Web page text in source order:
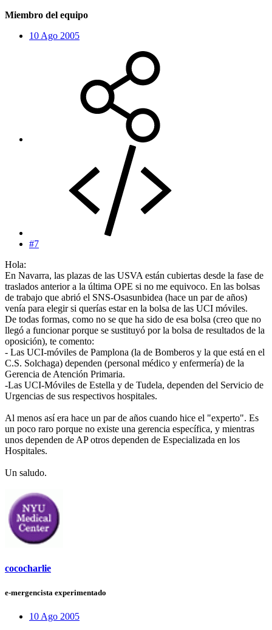
Miembro del equipo
10 Ago 2005
#7
Hola:
En Navarra, las plazas de las USVA están cubiertas desde la fase de
traslados anterior a la última OPE si no me equivoco. En las bolsas
de trabajo que abrió el SNS-Osasunbidea (hace un par de años)
venía para elegir si querías estar en la bolsa de las UCI móviles.
De todas formas, como no se que ha sido de esa bolsa (creo que no
llegó a funcionar porque se sustituyó por la bolsa de resultados de la
oposición), te comento:
- Las UCI-móviles de Pamplona (la de Bomberos y la que está en el
C.S. Solchaga) dependen (personal médico y enfermería) de la
Gerencia de Atención Primaria.
-Las UCI-Móviles de Estella y de Tudela, dependen del Servicio de
Urgencias de sus respectivos hospitales.
Al menos así era hace un par de años cuando hice el "experto". Es
un poco raro porque no existe una gerencia específica, y mientras
unos dependen de AP otros dependen de Especializada en los
Hospitales.
Un saludo.
cococharlie
e-mergencista experimentado
10 Ago 2005